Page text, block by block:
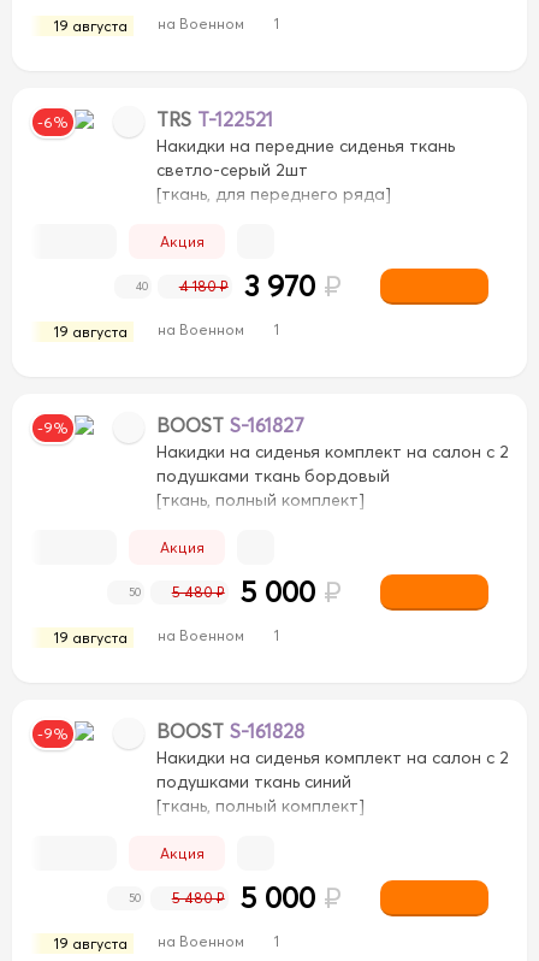
19 августа на Военном 1
-6% TRS T-122521
Накидки на передние сиденья ткань
светло-серый 2шт
[ткань, для переднего ряда]
Акция
19 августа на Военном 1
40 4 180 ₽ 3 970 ₽
-9% BOOST S-161827
Накидки на сиденья комплект на салон с 2
подушками ткань бордовый
[ткань, полный комплект]
Акция
19 августа на Военном 1
50 5 480 ₽ 5 000 ₽
-9% BOOST S-161828
Накидки на сиденья комплект на салон с 2
подушками ткань синий
[ткань, полный комплект]
Акция
19 августа на Военном 1
50 5 480 ₽ 5 000 ₽